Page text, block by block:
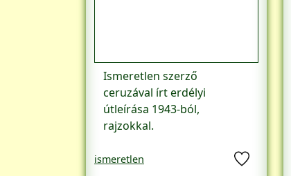
Ismeretlen szerző
ceruzával írt erdélyi
útleírása 1943-ból,
rajzokkal.
ismeretlen